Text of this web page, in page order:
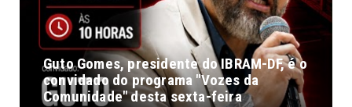
Guto Gomes, presidente do IBRAM-DF, é o
convidado do programa "Vozes da
Comunidade" desta sexta-feira